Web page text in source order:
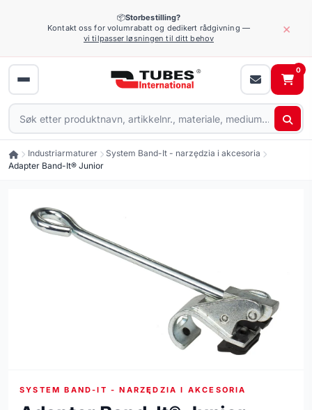
📦Storbestilling?
Kontakt oss for volumrabatt og dedikert rådgivning —
vi tilpasser løsningen til ditt behov
×
0
Industriarmaturer
System Band-It - narzędzia i akcesoria
Adapter Band-It® Junior
SYSTEM BAND-IT - NARZĘDZIA I AKCESORIA